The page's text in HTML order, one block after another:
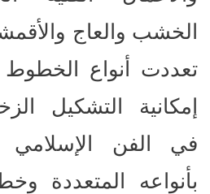
الخشب والعاج
تعددت أنواع الخطوط
إمكانية التشكيل
في الفن الإسلامي
بأنواعه المتعددة